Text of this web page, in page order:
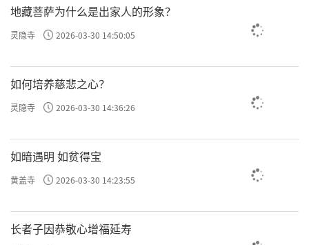
地藏菩萨为什么是出家人的形象？
灵隐寺 2026-03-30 14:50:05
如何培养慈悲之心？
灵隐寺 2026-03-30 14:36:26
如暗遇明 如贫得宝
黄盖寺 2026-03-30 14:23:55
长者子因恭敬心增福延寿